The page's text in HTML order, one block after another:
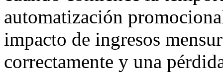
automatización
impacto de ingresos
correctamente y una